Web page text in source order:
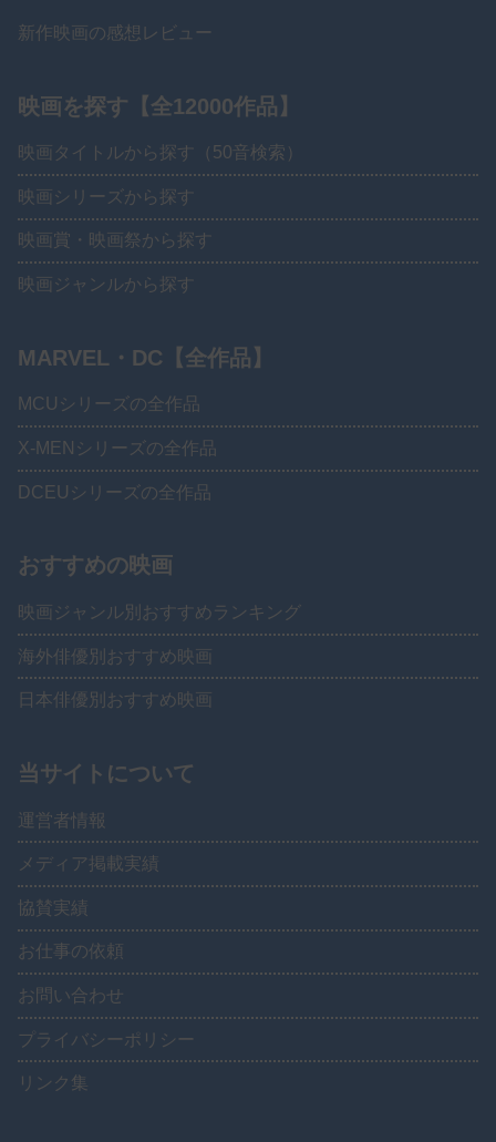
新作映画の感想レビュー
映画を探す【全12000作品】
映画タイトルから探す（50音検索）
映画シリーズから探す
映画賞・映画祭から探す
映画ジャンルから探す
MARVEL・DC【全作品】
MCUシリーズの全作品
X-MENシリーズの全作品
DCEUシリーズの全作品
おすすめの映画
映画ジャンル別おすすめランキング
海外俳優別おすすめ映画
日本俳優別おすすめ映画
当サイトについて
運営者情報
メディア掲載実績
協賛実績
お仕事の依頼
お問い合わせ
プライバシーポリシー
リンク集